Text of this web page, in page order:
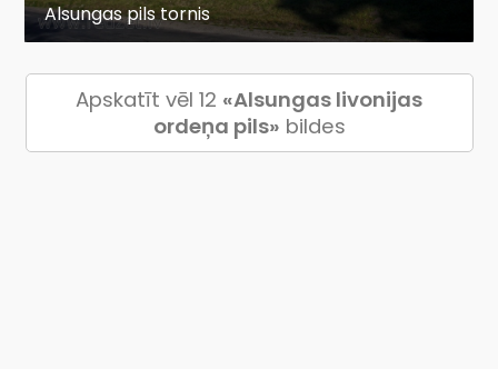
Alsungas pils tornis
Apskatīt vēl 12 «Alsungas livonijas
ordeņa pils» bildes